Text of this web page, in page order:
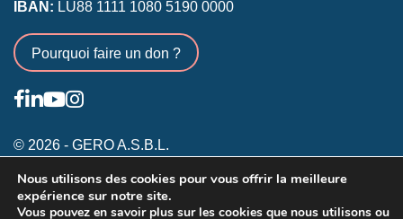
IBAN: LU88 1111 1080 5190 0000
Pourquoi faire un don ?
© 2026 - GERO A.S.B.L.
Conditions générales
Inscription membres existants
Nous utilisons des cookies pour vous offrir la meilleure
expérience sur notre site.
Vous pouvez en savoir plus sur les cookies que nous utilisons ou